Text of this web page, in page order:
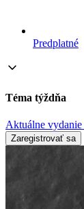
Predplatné
Téma týždňa
Aktuálne vydanie
Zaregistrovať sa